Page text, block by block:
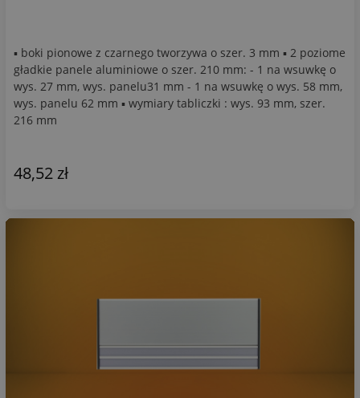
▪ boki pionowe z czarnego tworzywa o szer. 3 mm ▪ 2 poziome
gładkie panele aluminiowe o szer. 210 mm: - 1 na wsuwkę o
wys. 27 mm, wys. panelu31 mm - 1 na wsuwkę o wys. 58 mm,
wys. panelu 62 mm ▪ wymiary tabliczki : wys. 93 mm, szer.
216 mm
48,52 zł